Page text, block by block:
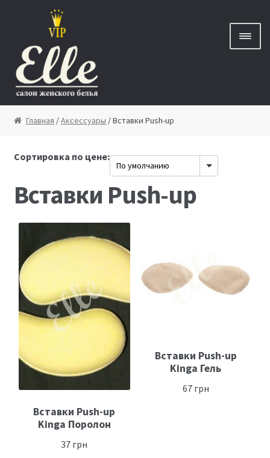
Перейти к навигации
Перейти к содержимому
Главная
Новинки
Бренды
Скидки
Новости
Размеры
Контакты
Обратная связь
Главная /Аксессуары / Вставки Push-up
Сортировка по цене:
Вставки Push-up
Вставки Push-up
Kinga Поролон
37 грн
Вставки Push-up
Kinga Гель
67грн